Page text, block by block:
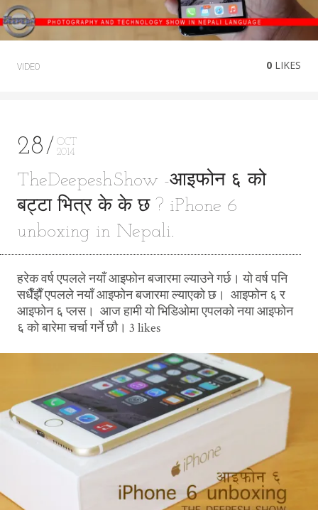
VIDEO 0 LIKES
28
OCT
2014
TheDeepeshShow -आइफोन ६ को
बट्टा भित्र के के छ ? iPhone 6
unboxing in Nepali.
हरेक वर्ष एपलले नयाँ आइफोन बजारमा ल्याउने गर्छ। यो वर्ष पनि
सधैँझैँ एपलले नयाँ आइफोन बजारमा ल्याएको छ। आइफोन ६ र
आइफोन ६ प्लस। आज हामी यो भिडिओमा एपलको नया आइफोन
६ को बारेमा चर्चा गर्ने छौ। 3 likes